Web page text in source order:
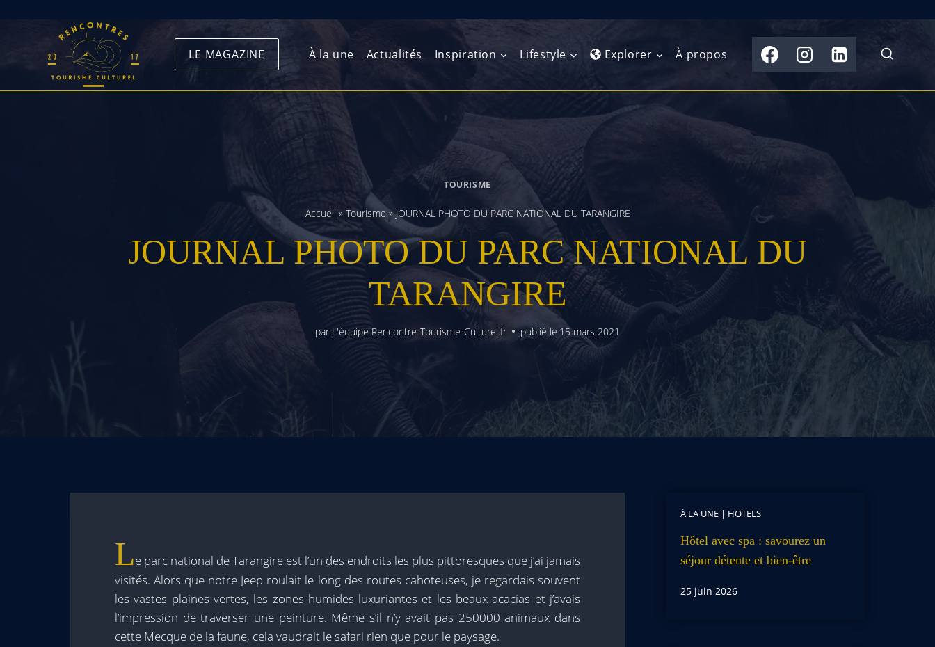
LE MAGAZINE À la une Actualités Inspiration Lifestyle Explorer
Europe du Nord
Europe centrale
Europe de l’Est
Balkans
Antilles et Caraïbes
Amérique du Sud
Afrique de l’Est
Afrique australe
Moyen-Orient
Asie du Sud-Est
Extrême-Orient
À propos
TOURISME
Accueil » Tourisme »JOURNAL PHOTO DU PARC NATIONAL DU TARANGIRE
JOURNAL PHOTO DU PARC NATIONAL DU
TARANGIRE
par L'équipe Rencontre-Tourisme-Culturel.fr publié le 15 mars 2021
Le parc national de Tarangire est l’un des endroits les plus pittoresques que j’ai jamais
visités. Alors que notre Jeep roulait le long des routes cahoteuses, je regardais souvent
les vastes plaines vertes, les zones humides luxuriantes et les beaux acacias et j’avais
l’impression de traverser une peinture. Même s’il n’y avait pas 250000 animaux dans
cette Mecque de la faune, cela vaudrait le safari rien que pour le paysage.
À LA UNE| HOTELS
Hôtel avec spa : savourez un
séjour détente et bien-être
25 juin 2026